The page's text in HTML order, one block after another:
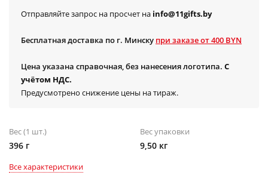
Отправляйте запрос на просчет на info@11gifts.by
Бесплатная доставка по г. Минску при заказе от 400 BYN
Цена указана справочная, без нанесения логотипа. С
учётом НДС.
Предусмотрено снижение цены на тираж.
Вес (1 шт.)
396 г
Вес упаковки
9,50 кг
Все характеристики